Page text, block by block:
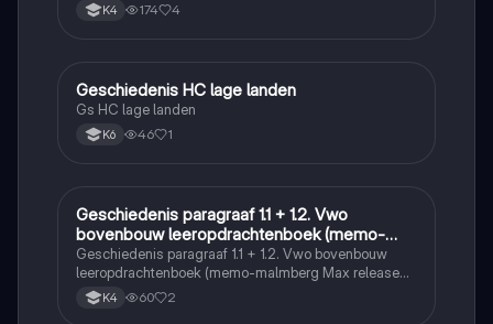
K4 174 4
Geschiedenis
Geschiedenis HC lage landen
Gs HC lage landen
K6 46 1
Geschiedenis
Geschiedenis paragraaf 1.1 + 1.2. Vwo
bovenbouw leeropdrachtenboek (memo-
malmberg Max release 6.0)
Geschiedenis paragraaf 1.1 + 1.2. Vwo bovenbouw
leeropdrachtenboek (memo-malmberg Max release
6.0)K4 60 2